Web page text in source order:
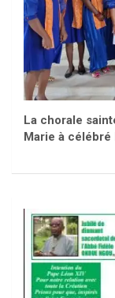
La chorale
Marie à célébré